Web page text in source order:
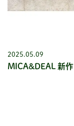
2025.05.09
MICA&DEAL 新作